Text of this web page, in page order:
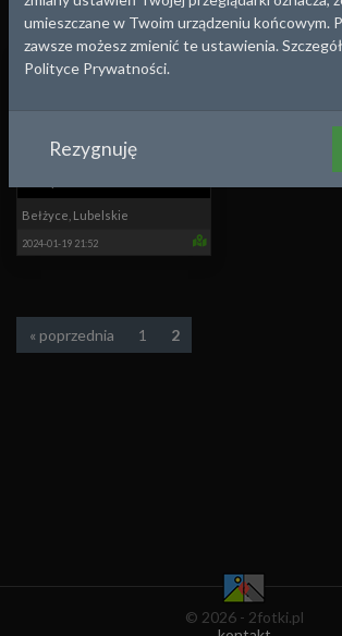
Wszystko Porównania Zdjęcia
zielona/Prebendarska
Bełżyce Lubelskie
2024-01-19 21:52
« poprzednia 1 2
© 2026 - 2fotki.pl
umieszczane w Twoim urządzeniu końcowym.
zawsze możesz zmienić te ustawienia.
Polityce Prywatności.
Rezygnuję